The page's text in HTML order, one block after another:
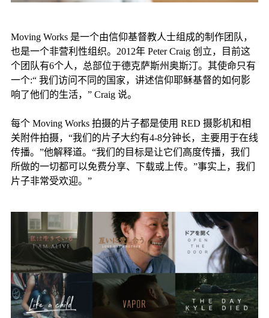
Moving Works 是一个由信仰基督教人士组成的制作团队，
也是一个非营利性组织。2012年 Peter Craig 创立，目前这
个团队有6个人，总部位于德克萨斯州奥斯汀。其使命只有
一个:“ 我们访问不同的国家，讲述信仰耶稣基督的如何影
响了他们的生活，” Craig 说。
每个 Moving Works 拍摄的片子都是使用 RED 摄影机和相
关附件拍摄，“我们的片子大约有4-8分钟长，主要用于在线
传播。”他解释道。“我们的目标是让它们高度传播，我们
所做的一切都可以免费分享、下载或上传。”事实上，我们
片子非常受欢迎。”